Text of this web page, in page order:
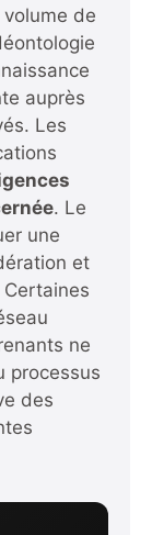
de
auprès
Les
. Le
une
et
ne
processus
des